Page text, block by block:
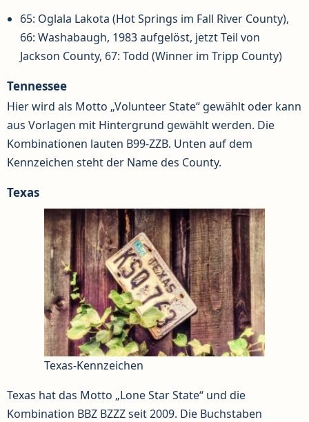
65: Oglala Lakota (Hot Springs im Fall River County),
66: Washabaugh, 1983 aufgelöst, jetzt Teil von
Jackson County, 67: Todd (Winner im Tripp County)
Tennessee
Hier wird als Motto „Volunteer State“ gewählt oder kann
aus Vorlagen mit Hintergrund gewählt werden. Die
Kombinationen lauten B99-ZZB. Unten auf dem
Kennzeichen steht der Name des County.
Texas
Texas-Kennzeichen
Texas hat das Motto „Lone Star State“ und die
Kombination BBZ BZZZ seit 2009. Die Buchstaben